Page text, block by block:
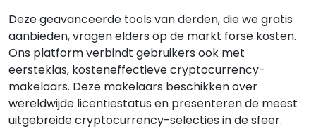
Deze geavanceerde tools van derden, die we gratis
aanbieden, vragen elders op de markt forse kosten.
Ons platform verbindt gebruikers ook met
eersteklas, kosteneffectieve cryptocurrency-
makelaars. Deze makelaars beschikken over
wereldwijde licentiestatus en presenteren de meest
uitgebreide cryptocurrency-selecties in de sfeer.